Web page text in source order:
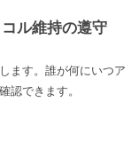
ル維持の遵守
ます。誰が何にいつア
認できます。